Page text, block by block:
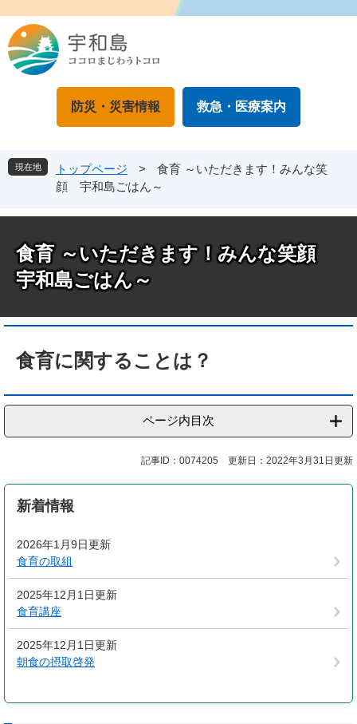
ジ
の
ュ
ー
本
文
防災・災害情報 救急・医療案内
現在地 トップページ >
食育 ～いただきます！みんな笑
顔 宇和島ごはん～
食育 ～いただきます！みんな笑顔
宇和島ごはん～
食育に関することは？
ページ内目次
記事ID：0074205 更新日：2022年3月31日更新
新着情報
2026年1月9日更新
食育の取組
2025年12月1日更新
食育講座
2025年12月1日更新
朝食の摂取啓発